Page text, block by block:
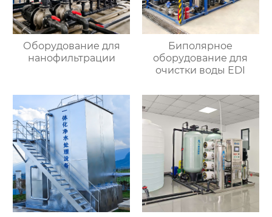
Оборудование для
нанофильтрации
Биполярное
оборудование для
очистки воды EDI